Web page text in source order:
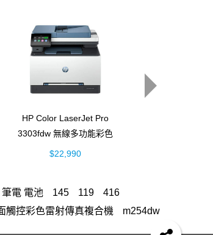
HP Color LaserJet Pro
3303fdw 無線多功能彩色
雷射事務機 (499M8A)
$22,990
筆電 電池 145 119
416
觸控彩色雷射傳真複合機
m254dw